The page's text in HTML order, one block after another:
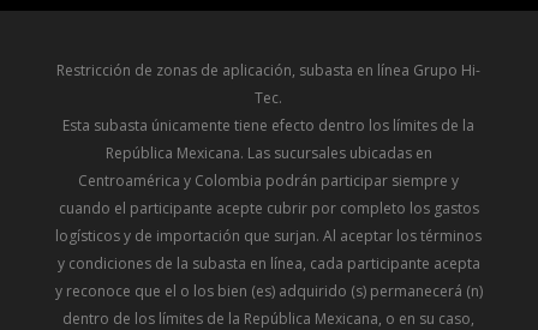
Restricción de zonas de aplicación, subasta en línea Grupo Hi-
Tec.
Esta subasta únicamente tiene efecto dentro los límites de la
República Mexicana. Las sucursales ubicadas en
Centroamérica y Colombia podrán participar siempre y
cuando el participante acepte cubrir por completo los gastos
logísticos y de importación que surjan. Al aceptar los términos
y condiciones de la subasta en línea, cada participante acepta
y reconoce que el o los bien (es) adquirido (s) permanecerá (n)
dentro de los límites de la República Mexicana, o en su caso,